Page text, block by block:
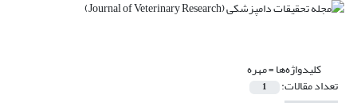
کلیدواژه‌ها =مهره
تعداد مقالات: 1